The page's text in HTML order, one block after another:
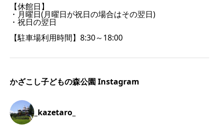
【休館日】
・月曜日(月曜日が祝日の場合はその翌日)
・祝日の翌日
【駐車場利用時間】8:30～18:00
かざこし子どもの森公園 Instagram
_kazetaro_